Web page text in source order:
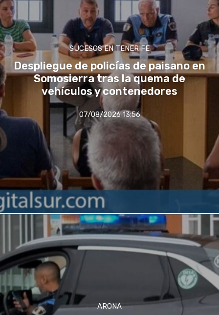
SUCESOS EN TENERIFE
Despliegue de policías de paisano en
Somosierra tras la quema de
vehículos y contenedores
07/08/2026 13:56
ARONA